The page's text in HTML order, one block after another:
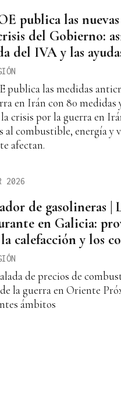
publica las
del Gobierno:
del IVA y las
publica las medidas
en Irán con 80 medidas
crisis por la guerra en
al combustible, energía y
afectan.
2026
de gasolineras |
en Galicia:
calefacción y los
de precios de
la guerra en Oriente
ámbitos